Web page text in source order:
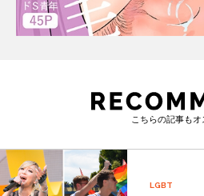
こちらの記事もオ
LGBT